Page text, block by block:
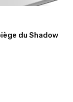
du Shadow